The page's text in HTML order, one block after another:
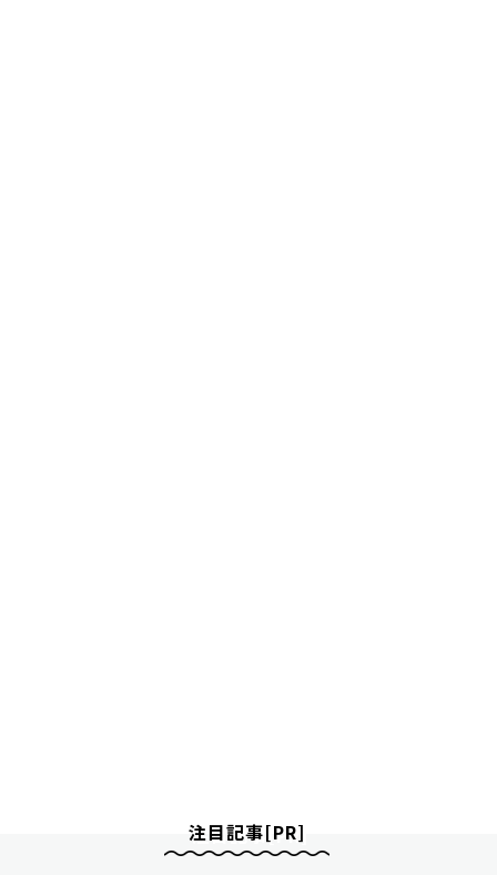
注目記事[PR]